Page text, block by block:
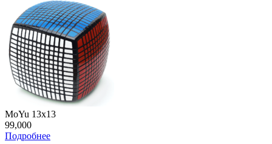
MoYu 13x13
99,000
Подробнее